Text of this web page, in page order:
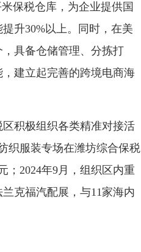
保税仓库，为企业提供国
升30%以上。同时，在美
具备仓储管理、分拣打
建立起完善的跨境电商海
积极组织各类精准对接活
织服装专场在潍坊综合保税
；2024年9月，组织区内重
克福汽配展，与11家海内